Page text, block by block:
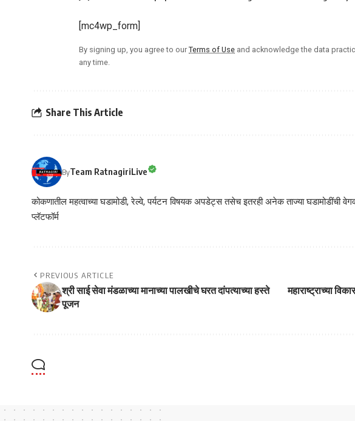
[mc4wp_form]
By signing up, you agree to our Terms of Use and acknowledge the data
any time.
Share This Article
ByTeam RatnagiriLive
कोकणातील महत्वाच्या घडामोडी, रेल्वे, पर्यटन विषयक अपडेट्स तसेच इतरही अनेक ताज्या घडामोडींची वेगवान
प्लॅटफॉर्म
PREVIOUS ARTICLE
श्री साई सेवा मंडळाच्या मानाच्या पालखीचे घरत दांपत्याच्या हस्ते
पूजन
महाराष्ट्राच्या